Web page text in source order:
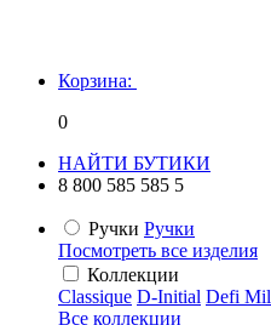
Корзина:
0
НАЙТИ БУТИКИ
8 800 585 585 5
Ручки Ручки
Посмотреть все изделия
Коллекции
Classique D-Initial Defi
Все коллекции